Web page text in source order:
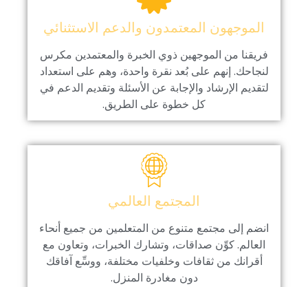
الموجهون المعتمدون والدعم الاستثنائي
فريقنا من الموجهين ذوي الخبرة والمعتمدين مكرس
لنجاحك. إنهم على بُعد نقرة واحدة، وهم على استعداد
لتقديم الإرشاد والإجابة عن الأسئلة وتقديم الدعم في
كل خطوة على الطريق.
المجتمع العالمي
انضم إلى مجتمع متنوع من المتعلمين من جميع أنحاء
العالم. كوِّن صداقات، وتشارك الخبرات، وتعاون مع
أقرانك من ثقافات وخلفيات مختلفة، ووسِّع آفاقك
دون مغادرة المنزل.